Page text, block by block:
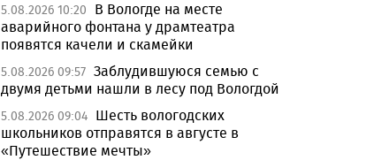
5.08.2026 10:20
В Вологде на месте
аварийного фонтана у драмтеатра
появятся качели и скамейки
5.08.2026 09:57 Заблудившуюся семью с
двумя детьми нашли в лесу под Вологдой
5.08.2026 09:04 Шесть вологодских
школьников отправятся в августе в
«Путешествие мечты»